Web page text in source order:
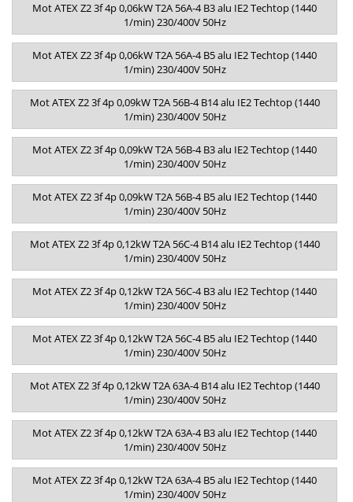
Mot ATEX Z2 3f 4p 0,06kW T2A 56A-4 B3 alu IE2 Techtop (1440
1/min) 230/400V 50Hz
Mot ATEX Z2 3f 4p 0,06kW T2A 56A-4 B5 alu IE2 Techtop (1440
1/min) 230/400V 50Hz
Mot ATEX Z2 3f 4p 0,09kW T2A 56B-4 B14 alu IE2 Techtop (1440
1/min) 230/400V 50Hz
Mot ATEX Z2 3f 4p 0,09kW T2A 56B-4 B3 alu IE2 Techtop (1440
1/min) 230/400V 50Hz
Mot ATEX Z2 3f 4p 0,09kW T2A 56B-4 B5 alu IE2 Techtop (1440
1/min) 230/400V 50Hz
Mot ATEX Z2 3f 4p 0,12kW T2A 56C-4 B14 alu IE2 Techtop (1440
1/min) 230/400V 50Hz
Mot ATEX Z2 3f 4p 0,12kW T2A 56C-4 B3 alu IE2 Techtop (1440
1/min) 230/400V 50Hz
Mot ATEX Z2 3f 4p 0,12kW T2A 56C-4 B5 alu IE2 Techtop (1440
1/min) 230/400V 50Hz
Mot ATEX Z2 3f 4p 0,12kW T2A 63A-4 B14 alu IE2 Techtop (1440
1/min) 230/400V 50Hz
Mot ATEX Z2 3f 4p 0,12kW T2A 63A-4 B3 alu IE2 Techtop (1440
1/min) 230/400V 50Hz
Mot ATEX Z2 3f 4p 0,12kW T2A 63A-4 B5 alu IE2 Techtop (1440
1/min) 230/400V 50Hz